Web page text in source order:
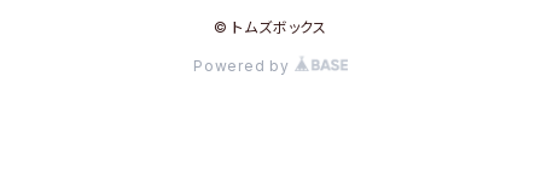
© トムズボックス
Powered by